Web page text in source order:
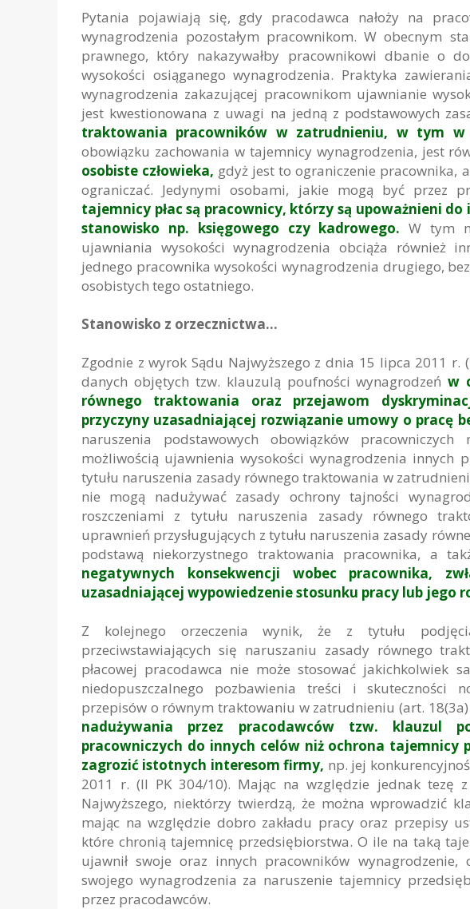
Pytania pojawiają się, gdy pracodawca nałoży na
wynagrodzenia pozostałym pracownikom. W obecnym
prawnego, który nakazywałby pracownikowi dbanie o
wysokości osiąganego wynagrodzenia. Praktyka
wynagrodzenia zakazującej pracownikom ujawnianie
jest kwestionowana z uwagi na jedną z podstawowych
traktowania pracowników w zatrudnieniu, w tym w
obowiązku zachowania w tajemnicy wynagrodzenia, jest
osobiste człowieka, gdyż jest to ograniczenie pracownika,
ograniczać. Jedynymi osobami, jakie mogą być przez
tajemnicy płac są pracownicy, którzy są upoważnieni
stanowisko np. księgowego czy kadrowego.W tym
ujawniania wysokości wynagrodzenia obciąża również
jednego pracownika wysokości wynagrodzenia drugiego,
osobistych tego ostatniego.
Stanowisko z orzecznictwa…
Zgodnie z wyrok Sądu Najwyższego z dnia 15 lipca 2011
danych objętych tzw. klauzulą poufności wynagrodzeńw
równego traktowania oraz przejawom
przyczyny uzasadniającej rozwiązanie umowy o pracę
naruszenia podstawowych obowiązków
możliwością ujawnienia wysokości wynagrodzenia innych
tytułu naruszenia zasady równego traktowania w
nie mogą nadużywać zasady ochrony tajności
roszczeniami z tytułu naruszenia zasady równego
uprawnień przysługujących z tytułu naruszenia zasady
podstawą niekorzystnego traktowania pracownika, a
negatywnych konsekwencji wobec pracownika,
uzasadniającej wypowiedzenie stosunku pracy lub jego
Z kolejnego orzeczenia wynik, że z tytułu
przeciwstawiających się naruszaniu zasady równego
płacowej pracodawca nie może stosować jakichkolwiek
niedopuszczalnego pozbawienia treści i skuteczności
przepisów o równym traktowaniu w zatrudnieniu (art. 18(3a)
nadużywania przez pracodawców tzw. klauzul
pracowniczych do innych celów niż ochrona tajemnicy
zagrozić istotnych interesom firmy, np. jej
2011 r. (II PK 304/10). Mając na względzie jednak tezę
Najwyższego, niektórzy twierdzą, że można wprowadzić
mając na względzie dobro zakładu pracy oraz przepisy
które chronią tajemnicę przedsiębiorstwa. O ile na taką
ujawnił swoje oraz innych pracowników
swojego wynagrodzenia za naruszenie tajemnicy
przez pracodawców.